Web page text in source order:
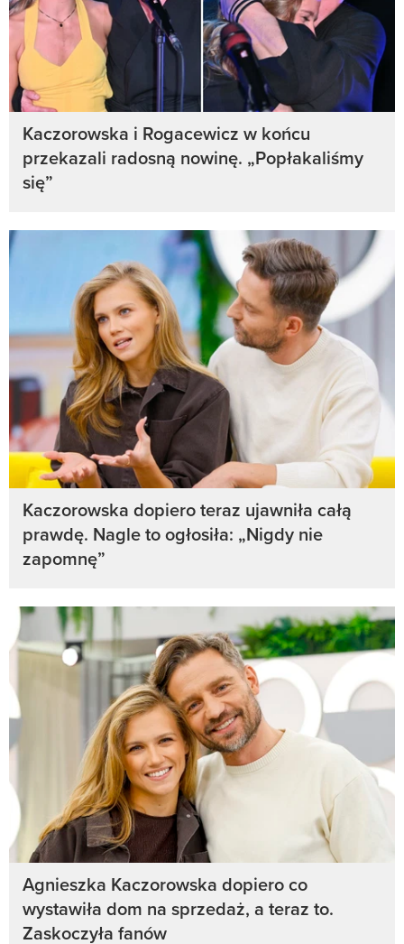
Kaczorowska i Rogacewicz w końcu
przekazali radosną nowinę. „Popłakaliśmy
się”
Kaczorowska dopiero teraz ujawniła całą
prawdę. Nagle to ogłosiła: „Nigdy nie
zapomnę”
Agnieszka Kaczorowska dopiero co
wystawiła dom na sprzedaż, a teraz to.
Zaskoczyła fanów